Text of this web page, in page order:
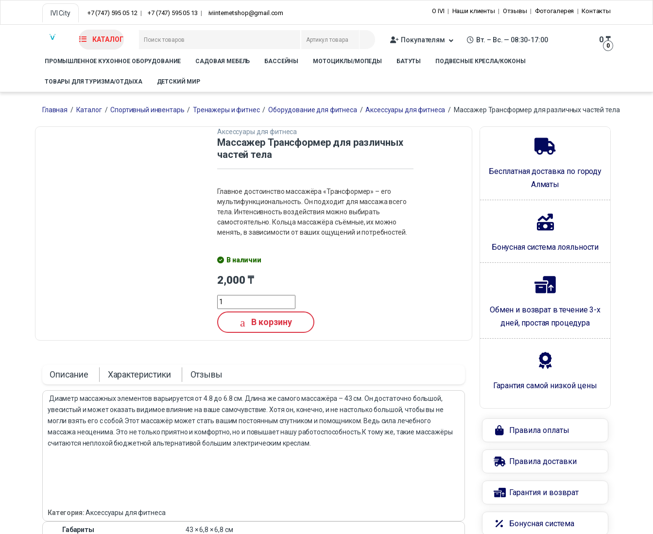
IVI City +7 (747) 595 05 12 +7 (747) 595 05 13 iviinternetshop@gmail.com О IVI Наши клиенты Отзывы Фотогалерея Контакты
КАТАЛОГ Покупателям Вт. – Вс. — 08:30-17:00
0
0₸
ПРОМЫШЛЕННОЕ КУХОННОЕ ОБОРУДОВАНИЕ САДОВАЯ МЕБЕЛЬ БАССЕЙНЫ МОТОЦИКЛЫ/МОПЕДЫ БАТУТЫ ПОДВЕСНЫЕ КРЕСЛА/КОКОНЫ
ТОВАРЫ ДЛЯ ТУРИЗМА/ОТДЫХА ДЕТСКИЙ МИР
Главная / Каталог / Спортивный инвентарь / Тренажеры и фитнес / Оборудование для фитнеса / Аксессуары для фитнеса / Массажер Трансформер для различных частей тела
Аксессуары для фитнеса
Массажер Трансформер для различных
частей тела
Главное достоинство массажёра «Трансформер» – его
мультифункциональность. Он подходит для массажа всего
тела. Интенсивность воздействия можно выбирать
самостоятельно. Кольца массажёра съёмные, их можно
менять, в зависимости от ваших ощущений и потребностей.
В наличии
2,000 ₸
В корзину
Описание Характеристики Отзывы
Диаметр массажных элементов варьируется от 4.8 до 6.8 см. Длина же самого массажёра – 43 см. Он достаточно большой,
увесистый и может оказать видимое влияние на ваше самочувствие. Хотя он, конечно, и не настолько большой, чтобы вы не
могли взять его с собой.Этот массажёр может стать вашим постоянным спутником и помощником. Ведь сила лечебного
массажа неоценима. Это не только приятно и комфортно, но и повышает нашу работоспособность.К тому же, такие массажёры
считаются неплохой бюджетной альтернативой большим электрическим креслам.
Категория:Аксессуары для фитнеса
Габариты 43 × 6,8 × 6,8 см
Бесплатная доставка по городу
Алматы
Бонусная система лояльности
Обмен и возврат в течение 3-х
дней, простая процедура
Гарантия самой низкой цены
Правила оплаты
Правила доставки
Гарантия и возврат
Бонусная система